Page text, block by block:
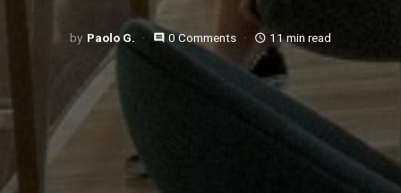
Paolo G. comment 0 Comments access_time 11 min read